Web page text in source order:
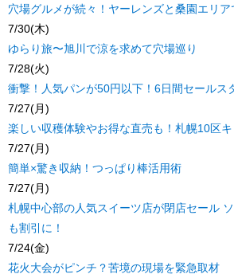
穴場グルメが続々！ヤーレンズと桑園エリ
7/30(木)
ゆらり旅〜旭川で涼を求めて穴場巡り
7/28(火)
衝撃！人気パンが50円以下！6日間セールス
7/27(月)
楽しい収穫体験やお得な直売も！札幌10区
7/27(月)
簡単×驚き収納！つっぱり棒活用術
7/27(月)
札幌中心部の人気スイーツ店が閉店セール
も割引に！
7/24(金)
花火大会がピンチ？苦境の現場を緊急取材